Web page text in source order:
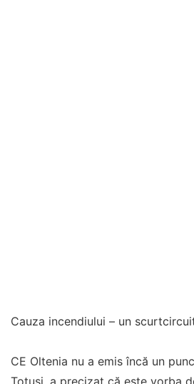
Cauza incendiului – un
CE Oltenia nu a emis încă un
Totuși, a precizat că este vorba